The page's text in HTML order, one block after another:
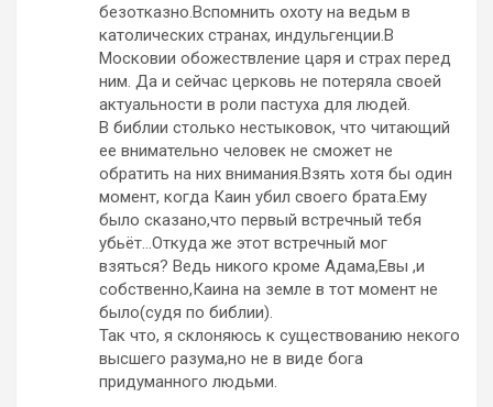
безотказно.Вспомнить охоту на ведьм в
католических странах, индульгенции.В
Московии обожествление царя и страх перед
ним. Да и сейчас церковь не потеряла своей
актуальности в роли пастуха для людей.
В библии столько нестыковок, что читающий
ее внимательно человек не сможет не
обратить на них внимания.Взять хотя бы один
момент, когда Каин убил своего брата.Ему
было сказано,что первый встречный тебя
убьёт…Откуда же этот встречный мог
взяться? Ведь никого кроме Адама,Евы ,и
собственно,Каина на земле в тот момент не
было(судя по библии).
Так что, я склоняюсь к существованию некого
высшего разума,но не в виде бога
придуманного людьми.